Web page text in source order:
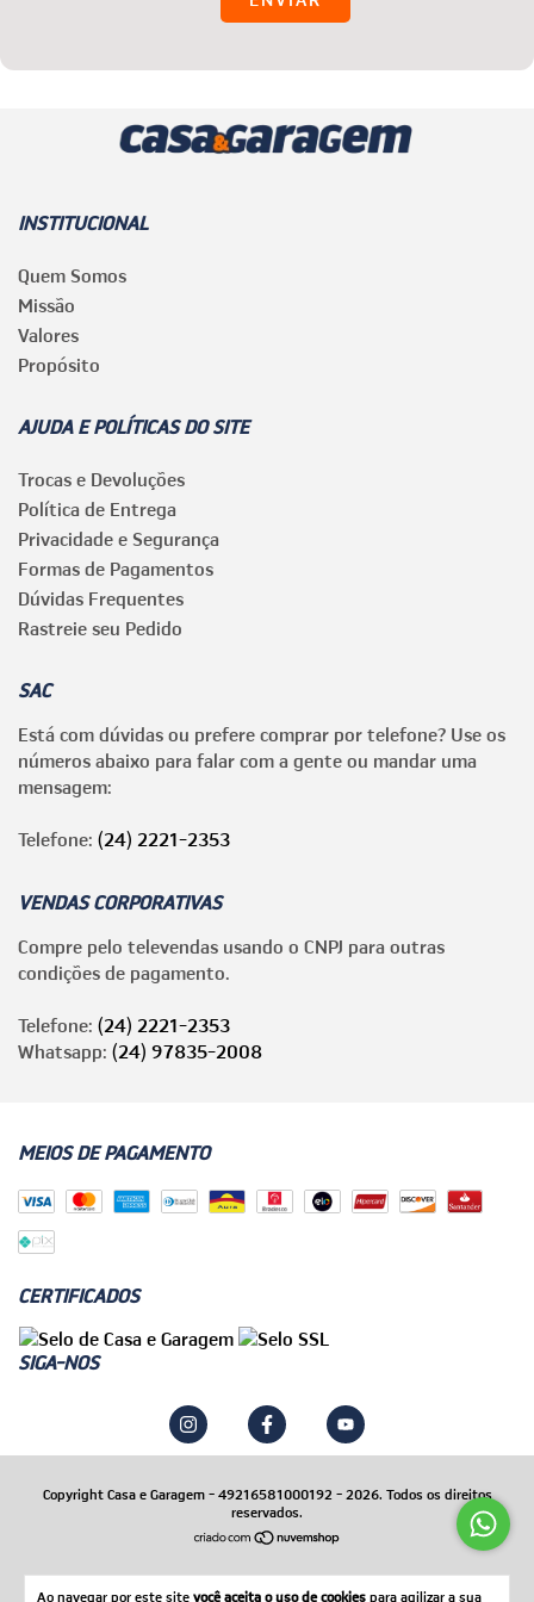
Ao navegar por este site você aceita o uso de cookies para agilizar a sua
INSTITUCIONAL
Quem Somos
Missão
Valores
Propósito
AJUDA E POLÍTICAS DO SITE
Trocas e Devoluções
Política de Entrega
Privacidade e Segurança
Formas de Pagamentos
Dúvidas Frequentes
Rastreie seu Pedido
SAC
Está com dúvidas ou prefere comprar por telefone? Use os
números abaixo para falar com a gente ou mandar uma
mensagem:
Telefone: (24) 2221-2353
VENDAS CORPORATIVAS
Compre pelo televendas usando o CNPJ para outras
condições de pagamento.
Telefone: (24) 2221-2353
Whatsapp: (24) 97835-2008
MEIOS DE PAGAMENTO
CERTIFICADOS
SIGA-NOS
Copyright Casa e Garagem - 49216581000192 - 2026. Todos os direitos
reservados.